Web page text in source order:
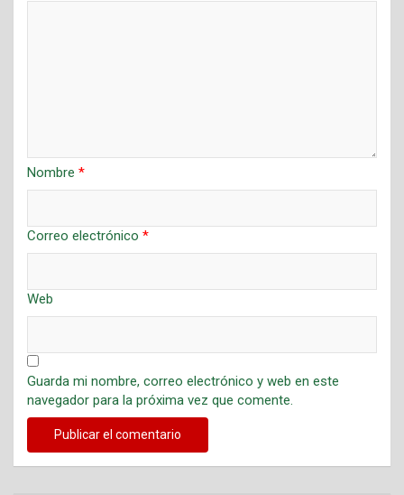
Nombre *
Correo electrónico *
Web
Guarda mi nombre, correo electrónico y web en este
navegador para la próxima vez que comente.